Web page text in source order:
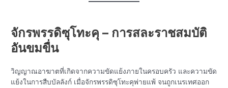
จักรพรรดิซุโทะคุ – การสละราชสมบัติ
อันขมขื่น
วิญญาณอาฆาตที่เกิดจากความขัดแย้งภายในครอบครัว และความขัด
แย้งในการสืบบัลลังก์ เมื่อจักรพรรดิซุโทะคุพ่ายแพ้ จนถูกเนรเทศออก